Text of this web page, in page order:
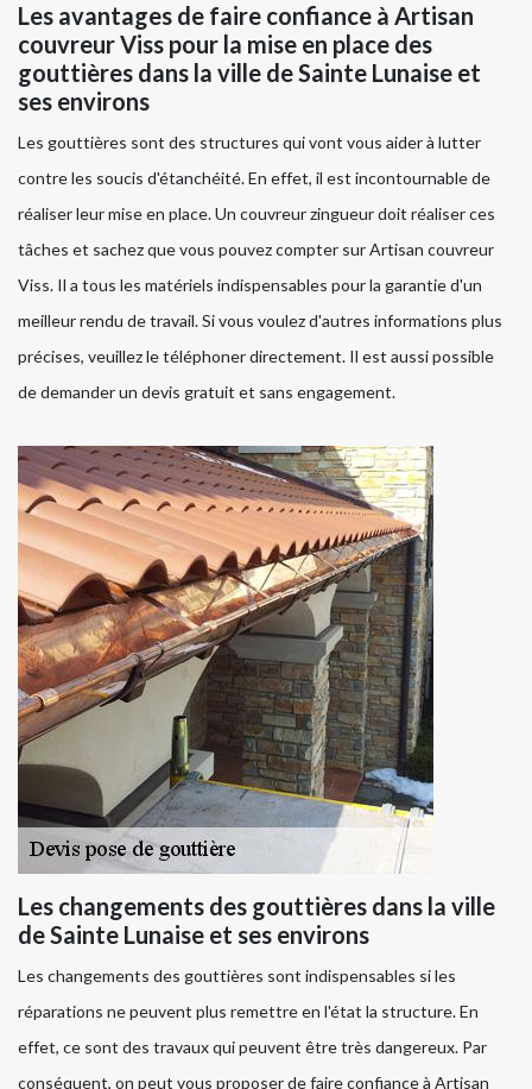
Les avantages de faire confiance à Artisan
couvreur Viss pour la mise en place des
gouttières dans la ville de Sainte Lunaise et
ses environs
Les gouttières sont des structures qui vont vous aider à lutter
contre les soucis d'étanchéité. En effet, il est incontournable de
réaliser leur mise en place. Un couvreur zingueur doit réaliser ces
tâches et sachez que vous pouvez compter sur Artisan couvreur
Viss. Il a tous les matériels indispensables pour la garantie d'un
meilleur rendu de travail. Si vous voulez d'autres informations plus
précises, veuillez le téléphoner directement. Il est aussi possible
de demander un devis gratuit et sans engagement.
Les changements des gouttières dans la ville
de Sainte Lunaise et ses environs
Les changements des gouttières sont indispensables si les
réparations ne peuvent plus remettre en l'état la structure. En
effet, ce sont des travaux qui peuvent être très dangereux. Par
conséquent, on peut vous proposer de faire confiance à Artisan